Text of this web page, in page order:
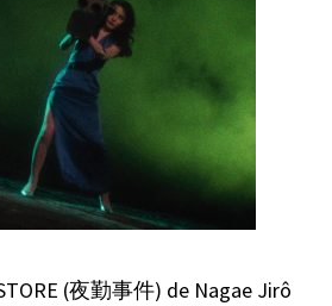
(夜勤事件) de Nagae Jirô